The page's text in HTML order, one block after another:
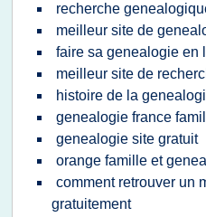
recherche
meilleur site de
faire sa genealogie en
meilleur site de
histoire de la
genealogie france
genealogie site gratuit
orange famille et
comment retrouver un
gratuitement